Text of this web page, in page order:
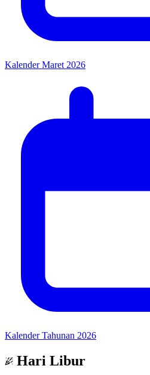
Kalender Maret 2026
Kalender Tahunan 2026
Hari Libur